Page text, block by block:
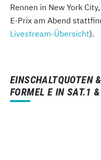
Rennen in New York
E-Prix am Abend
Livestream-Übersicht).
EINSCHALTQUOTEN
FORMEL E IN SAT.1